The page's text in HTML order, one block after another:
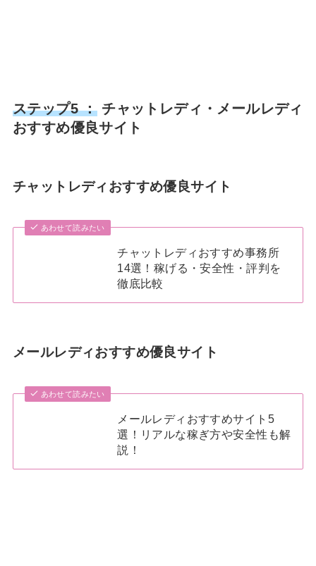
ステップ5 ：チャットレディ・メールレディ
おすすめ優良サイト
チャットレディおすすめ優良サイト
あわせて読みたい
チャットレディおすすめ事務所
14選！稼げる・安全性・評判を
徹底比較
メールレディおすすめ優良サイト
あわせて読みたい
メールレディおすすめサイト5
選！リアルな稼ぎ方や安全性も解
説！